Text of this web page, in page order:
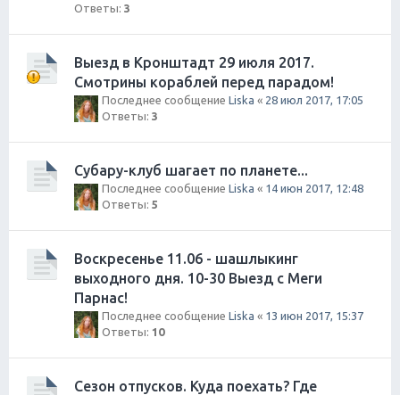
Ответы: 3
Выезд в Кронштадт 29 июля 2017.
Смотрины кораблей перед парадом!
Последнее сообщение Liska « 28 июл 2017, 17:05
Ответы: 3
Субару-клуб шагает по планете...
Последнее сообщение Liska « 14 июн 2017, 12:48
Ответы: 5
Воскресенье 11.06 - шашлыкинг
выходного дня. 10-30 Выезд с Меги
Парнас!
Последнее сообщение Liska « 13 июн 2017, 15:37
Ответы: 10
Сезон отпусков. Куда поехать? Где